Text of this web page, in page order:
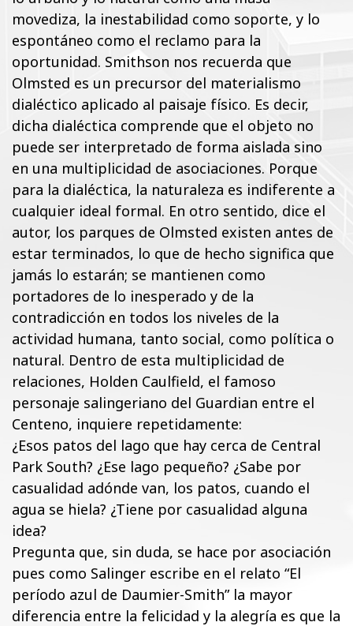
movediza, la inestabilidad como soporte, y lo
espontáneo como el reclamo para la
oportunidad. Smithson nos recuerda que
Olmsted es un precursor del materialismo
dialéctico aplicado al paisaje físico. Es decir,
dicha dialéctica comprende que el objeto no
puede ser interpretado de forma aislada sino
en una multiplicidad de asociaciones. Porque
para la dialéctica, la naturaleza es indiferente a
cualquier ideal formal. En otro sentido, dice el
autor, los parques de Olmsted existen antes de
estar terminados, lo que de hecho significa que
jamás lo estarán; se mantienen como
portadores de lo inesperado y de la
contradicción en todos los niveles de la
actividad humana, tanto social, como política o
natural. Dentro de esta multiplicidad de
relaciones, Holden Caulfield, el famoso
personaje salingeriano del Guardian entre el
Centeno, inquiere repetidamente:
¿Esos patos del lago que hay cerca de Central
Park South? ¿Ese lago pequeño? ¿Sabe por
casualidad adónde van, los patos, cuando el
agua se hiela? ¿Tiene por casualidad alguna
idea?
Pregunta que, sin duda, se hace por asociación
pues como Salinger escribe en el relato “El
período azul de Daumier-Smith” la mayor
diferencia entre la felicidad y la alegría es que la